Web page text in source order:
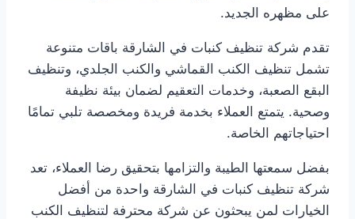
على مظهره الجديد.
تقدم شركة تنظيف كنبات في الشارقة باقات متنوعة
تشمل تنظيف الكنب القماشي والكنب الجلدي، وتنظيف
البقع الصعبة، وخدمات التعقيم لضمان بيئة نظيفة
وصحية. يتمتع العملاء بخدمة فريدة ومخصصة تلبي تمامًا
احتياجاتهم الخاصة.
بفضل سمعتها الطيبة والتزامها بتحقيق رضا العملاء، تعد
شركة تنظيف كنبات في الشارقة واحدة من أفضل
الخيارات لمن يبحثون عن شركة محترفة لتنظيف الكنب